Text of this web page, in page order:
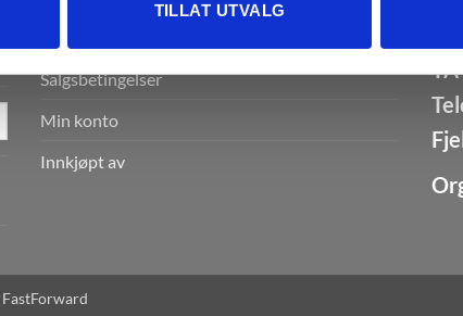
TILLAT UTVALG
Salgsbetingelser
Min konto
Innkjøpt av
FastForward